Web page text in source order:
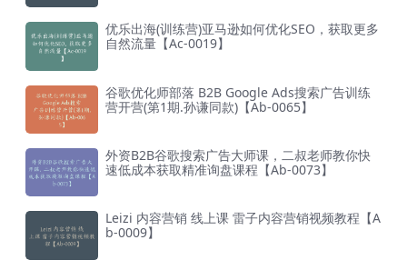
优乐出海(训练营)亚马逊如何优化SEO，获取更多
自然流量【Ac-0019】
谷歌优化师部落 B2B Google Ads搜索广告训练
营开营(第1期.孙谦同款)【Ab-0065】
外资B2B谷歌搜索广告大师课，二叔老师教你快
速低成本获取精准询盘课程【Ab-0073】
Leizi 内容营销 线上课 雷子内容营销视频教程【A
b-0009】